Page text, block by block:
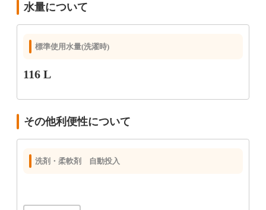
水量について
標準使用水量(洗濯時)
116 L
その他利便性について
洗剤・柔軟剤 自動投入